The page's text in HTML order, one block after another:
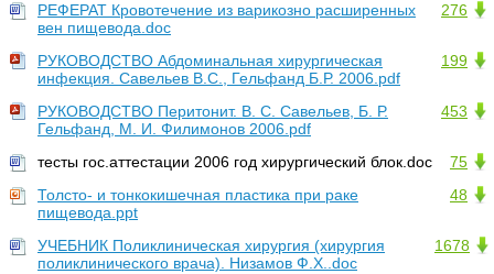
276
РЕФЕРАТ Кровотечение из варикозно расширенных
вен пищевода.doc
199
РУКОВОДСТВО Абдоминальная хирургическая
инфекция. Савельев В.С., Гельфанд Б.Р. 2006.pdf
453
РУКОВОДСТВО Перитонит. В. С. Савельев, Б. Р.
Гельфанд, М. И. Филимонов 2006.pdf
75
тесты гос.аттестации 2006 год хирургический блок.doc
48
Толсто- и тонкокишечная пластика при раке
пищевода.ppt
1678
УЧЕБНИК Поликлиническая хирургия (хирургия
поликлинического врача). Низамов Ф.Х..doc